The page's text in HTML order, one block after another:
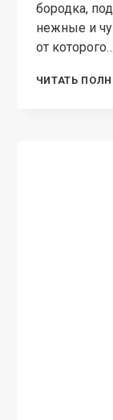
бородка,
нежные и
от которого…
ЧИТАТЬ